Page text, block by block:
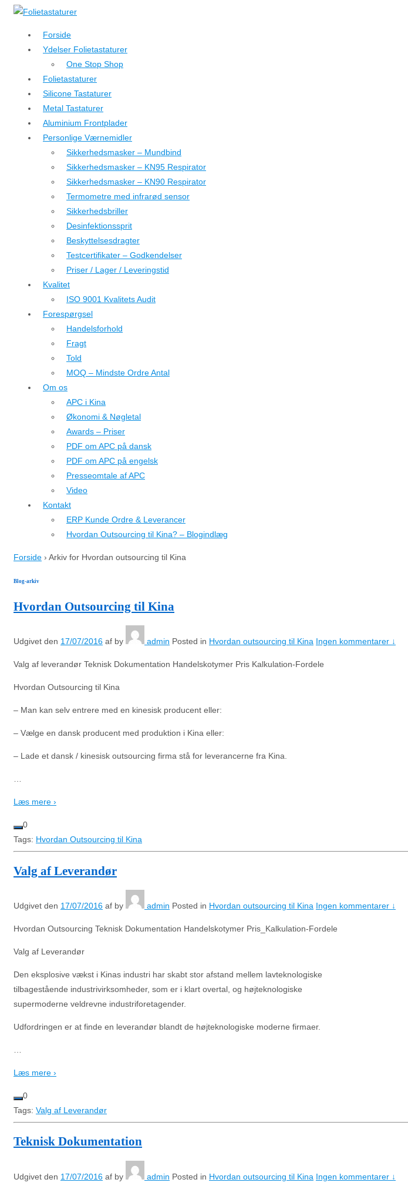
↓
hovedindhold
Forside
Ydelser Folietastaturer
One Stop Shop
Folietastaturer
Silicone Tastaturer
Metal Tastaturer
Aluminium Frontplader
Personlige Værnemidler
Sikkerhedsmasker – Mundbind
Sikkerhedsmasker – KN95 Respirator
Sikkerhedsmasker – KN90 Respirator
Termometre med infrarød sensor
Sikkerhedsbriller
Desinfektionssprit
Beskyttelsesdragter
Testcertifikater – Godkendelser
Priser / Lager / Leveringstid
Kvalitet
ISO 9001 Kvalitets Audit
Forespørgsel
Handelsforhold
Fragt
Told
MOQ – Mindste Ordre Antal
Om os
APC i Kina
Økonomi & Nøgletal
Awards – Priser
PDF om APC på dansk
PDF om APC på engelsk
Presseomtale af APC
Video
Kontakt
ERP Kunde Ordre & Leverancer
Hvordan Outsourcing til Kina? – Blogindlæg
Forside › Arkiv for Hvordan outsourcing til Kina
Blog-arkiv
Hvordan Outsourcing til Kina
Udgivet den 17/07/2016 af by admin Posted in Hvordan outsourcing til Kina Ingen kommentarer ↓
Valg af leverandør Teknisk Dokumentation Handelskotymer Pris Kalkulation-Fordele
Hvordan Outsourcing til Kina
– Man kan selv entrere med en kinesisk producent eller:
– Vælge en dansk producent med produktion i Kina eller:
– Lade et dansk / kinesisk outsourcing firma stå for leverancerne fra Kina.
Læs mere ›
0
Tags: Hvordan Outsourcing til Kina
Valg af Leverandør
Udgivet den 17/07/2016 af by admin Posted in Hvordan outsourcing til Kina Ingen kommentarer ↓
Hvordan Outsourcing Teknisk Dokumentation Handelskotymer Pris_Kalkulation-Fordele
Valg af Leverandør
Den eksplosive vækst i Kinas industri har skabt stor afstand mellem lavteknologiske
tilbagestående industrivirksomheder, som er i klart overtal, og højteknologiske
supermoderne veldrevne industriforetagender.
Udfordringen er at finde en leverandør blandt de højteknologiske moderne firmaer.
Læs mere ›
0
Tags: Valg af Leverandør
Teknisk Dokumentation
Udgivet den 17/07/2016 af by admin Posted in Hvordan outsourcing til Kina Ingen kommentarer ↓